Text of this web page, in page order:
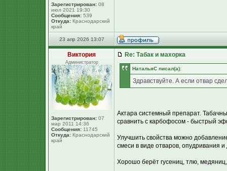
Зарегистрирован: 08
июл 2021 19:30
Сообщения: 539
Откуда: Краснодарский
край
23 апр 2026 13:07
Виктория
Администратор
Зарегистрирован: 07
мар 2011 14:36
Сообщения: 11745
Откуда: Краснодарский
край
Re: Табак и махорка
НатальяС писал(а):
Здравствуйте. А если отвар
Актара системный препарат.
сравнить с карбофосом - быстрый
Улучшить свойства можно
смеси в виде отваров, опудривания
Хорошо берёт гусениц, тлю,